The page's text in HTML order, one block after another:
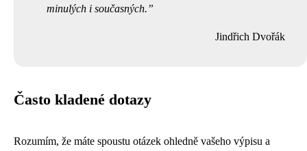
minulých i současných.
Jindřich Dvořák
Často kladené dotazy
Rozumím, že máte spoustu otázek ohledně vašeho výpisu a